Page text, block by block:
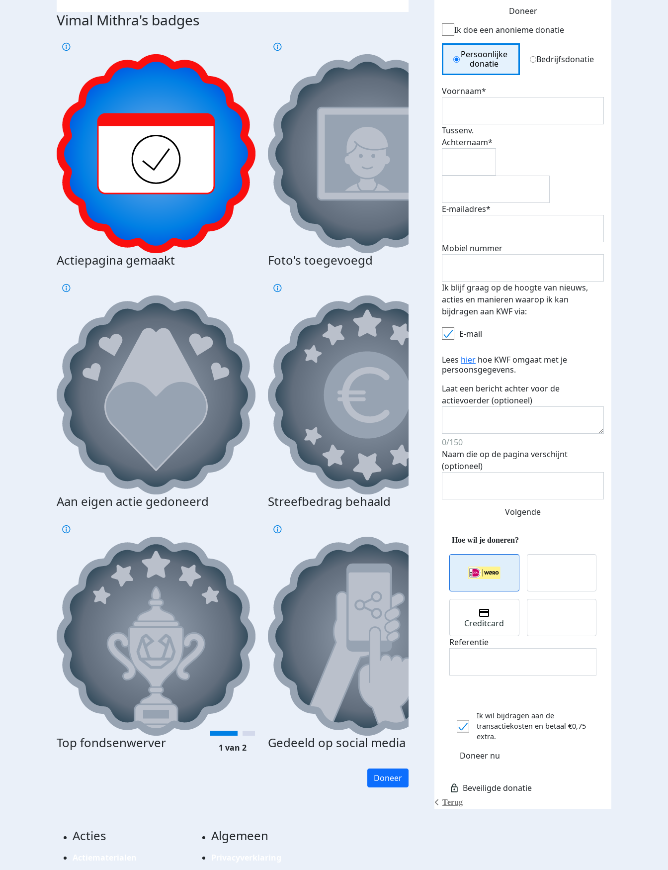
Vimal Mithra's badges
Actiepagina gemaakt Foto's toegevoegd E-mails verstuurd
Aan eigen actie gedoneerd Streefbedrag behaald Streefbedrag verhoogd
Top fondsenwerver Gedeeld op social media Donateurs bedankt
€500 euro opgehaald: t-shirt
1 van 2
Doneer
Doneer
Ik doe een anonieme donatie
Donation Type
Persoonlijke
donatie
Bedrijfsdonatie
Voornaam*
Tussenv.
Achternaam*
E-mailadres*
Mobiel nummer
Ik blijf graag op de hoogte van nieuws,
acties en manieren waarop ik kan
bijdragen aan KWF via:
E-mail
Lees hier hoe KWF omgaat met je
persoonsgegevens.
Laat een bericht achter voor de
actievoerder (optioneel)
0/150
Naam die op de pagina verschijnt
(optioneel)
Volgende
Terug
Creditcard
Referentie
Ik wil bijdragen aan de
transactiekosten en betaal €0,75
extra.
Doneer nu
Acties Algemeen